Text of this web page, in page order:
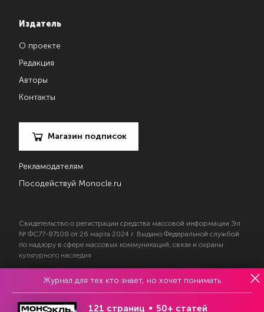
Издатель
О проекте
Редакция
Авторы
Контакты
Магазин подписок
Рекламодателям
Посодействуй Monocle.ru
Свидетельство о регистрации средства массовой информации Эл
№ ФС77-87108 от 26 марта 2024 г. Выдано Федеральной службой
по надзору в сфере массовых коммуникаций, связи и охраны
культурного наследия
© 2017—2026 АНО «Творческий коллектив Эксперт»
Политика конфиденциальности
Журнал для тех кто знает, но хочет понимать
121 страниц 50+ статей